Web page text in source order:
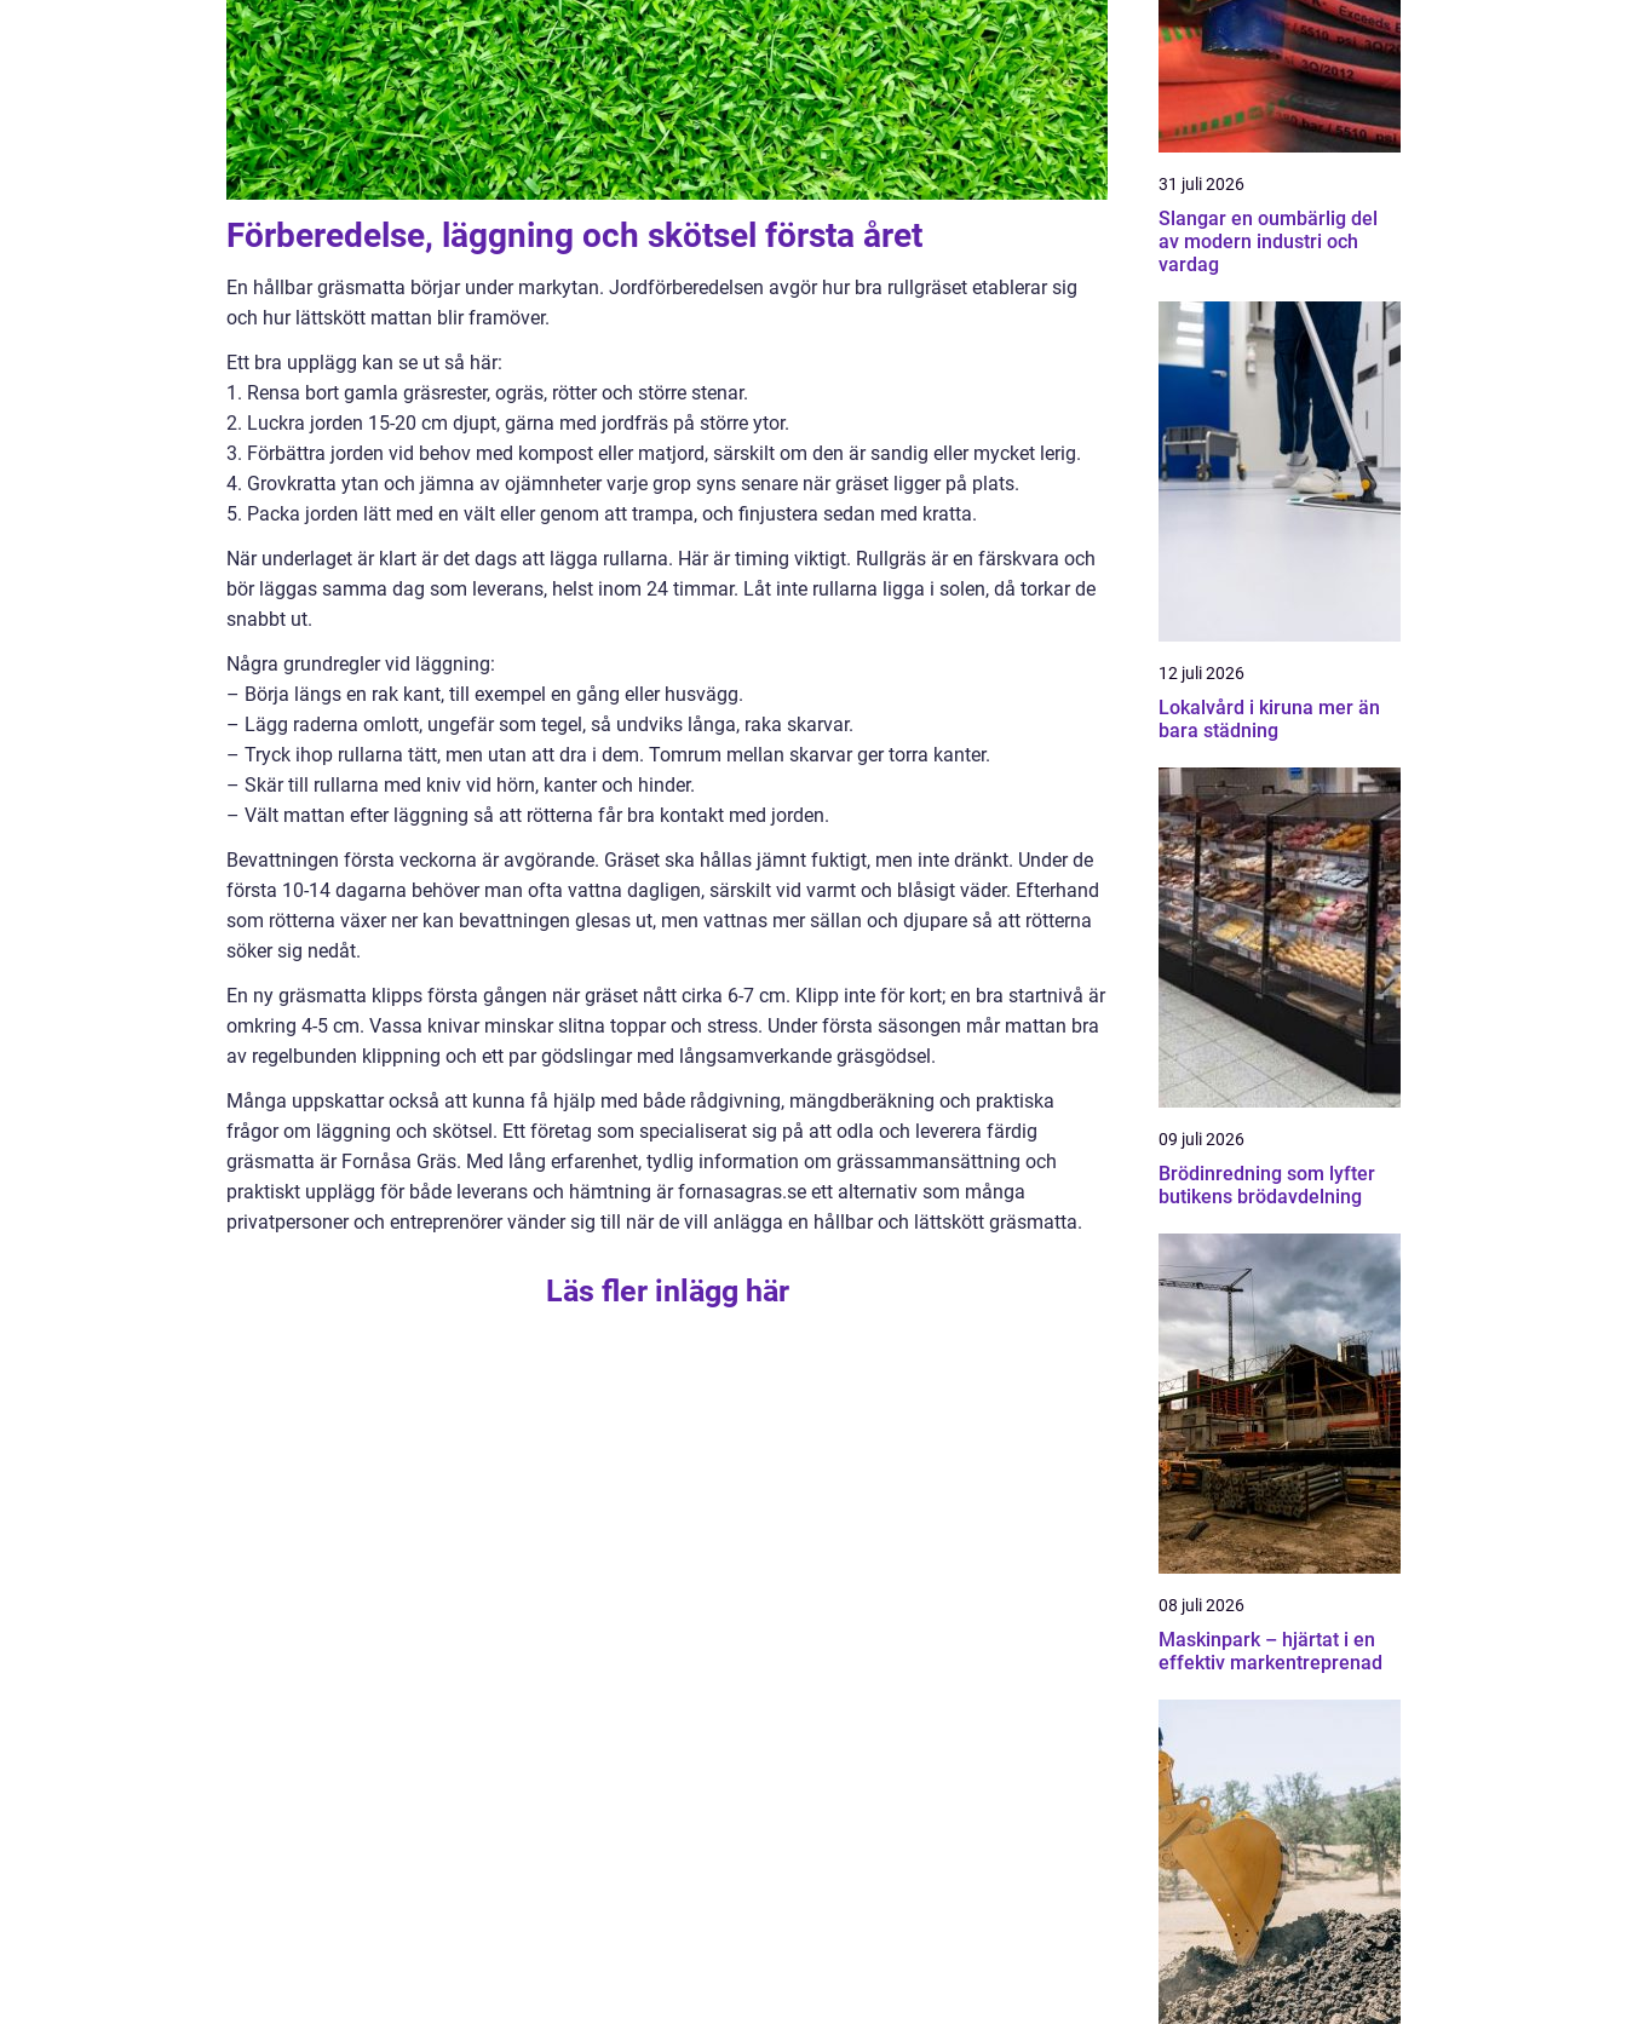
Förberedelse, läggning och skötsel första året
En hållbar gräsmatta börjar under markytan. Jordförberedelsen avgör hur bra rullgräset etablerar sig
och hur lättskött mattan blir framöver.
Ett bra upplägg kan se ut så här:
1. Rensa bort gamla gräsrester, ogräs, rötter och större stenar.
2. Luckra jorden 15-20 cm djupt, gärna med jordfräs på större ytor.
3. Förbättra jorden vid behov med kompost eller matjord, särskilt om den är sandig eller mycket lerig.
4. Grovkratta ytan och jämna av ojämnheter varje grop syns senare när gräset ligger på plats.
5. Packa jorden lätt med en vält eller genom att trampa, och finjustera sedan med kratta.
När underlaget är klart är det dags att lägga rullarna. Här är timing viktigt. Rullgräs är en färskvara och
bör läggas samma dag som leverans, helst inom 24 timmar. Låt inte rullarna ligga i solen, då torkar de
snabbt ut.
Några grundregler vid läggning:
– Börja längs en rak kant, till exempel en gång eller husvägg.
– Lägg raderna omlott, ungefär som tegel, så undviks långa, raka skarvar.
– Tryck ihop rullarna tätt, men utan att dra i dem. Tomrum mellan skarvar ger torra kanter.
– Skär till rullarna med kniv vid hörn, kanter och hinder.
– Vält mattan efter läggning så att rötterna får bra kontakt med jorden.
Bevattningen första veckorna är avgörande. Gräset ska hållas jämnt fuktigt, men inte dränkt. Under de
första 10-14 dagarna behöver man ofta vattna dagligen, särskilt vid varmt och blåsigt väder. Efterhand
som rötterna växer ner kan bevattningen glesas ut, men vattnas mer sällan och djupare så att rötterna
söker sig nedåt.
En ny gräsmatta klipps första gången när gräset nått cirka 6-7 cm. Klipp inte för kort; en bra startnivå är
omkring 4-5 cm. Vassa knivar minskar slitna toppar och stress. Under första säsongen mår mattan bra
av regelbunden klippning och ett par gödslingar med långsamverkande gräsgödsel.
Många uppskattar också att kunna få hjälp med både rådgivning, mängdberäkning och praktiska
frågor om läggning och skötsel. Ett företag som specialiserat sig på att odla och leverera färdig
gräsmatta är Fornåsa Gräs. Med lång erfarenhet, tydlig information om grässammansättning och
praktiskt upplägg för både leverans och hämtning är fornasagras.se ett alternativ som många
privatpersoner och entreprenörer vänder sig till när de vill anlägga en hållbar och lättskött gräsmatta.
Läs fler inlägg här
31 juli 2026
Slangar en oumbärlig del
av modern industri och
vardag
12 juli 2026
Lokalvård i kiruna mer än
bara städning
09 juli 2026
Brödinredning som lyfter
butikens brödavdelning
08 juli 2026
Maskinpark – hjärtat i en
effektiv markentreprenad